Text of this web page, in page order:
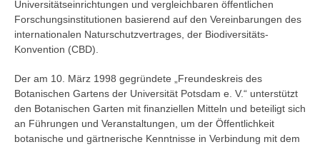
Universitätseinrichtungen und vergleichbaren öffentlichen
Forschungsinstitutionen basierend auf den Vereinbarungen des
internationalen Naturschutzvertrages, der Biodiversitäts-
Konvention (CBD).
Der am 10. März 1998 gegründete „Freundeskreis des
Botanischen Gartens der Universität Potsdam e. V.“ unterstützt
den Botanischen Garten mit finanziellen Mitteln und beteiligt sich
an Führungen und Veranstaltungen, um der Öffentlichkeit
botanische und gärtnerische Kenntnisse in Verbindung mit dem